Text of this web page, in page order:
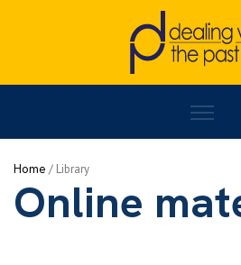
Home / Library
Online